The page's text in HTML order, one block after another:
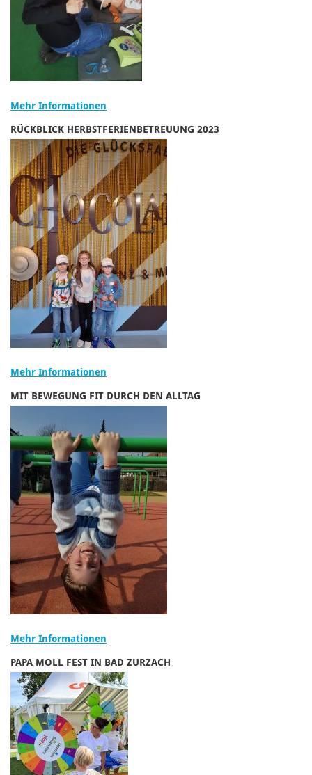
Mehr Informationen
RÜCKBLICK HERBSTFERIENBETREUUNG 2023
Mehr Informationen
MIT BEWEGUNG FIT DURCH DEN ALLTAG
Mehr Informationen
PAPA MOLL FEST IN BAD ZURZACH